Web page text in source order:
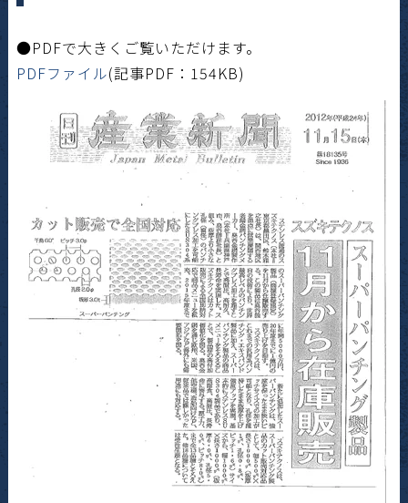
●PDFで大きくご覧いただけます。
PDFファイル(記事PDF：154KB)